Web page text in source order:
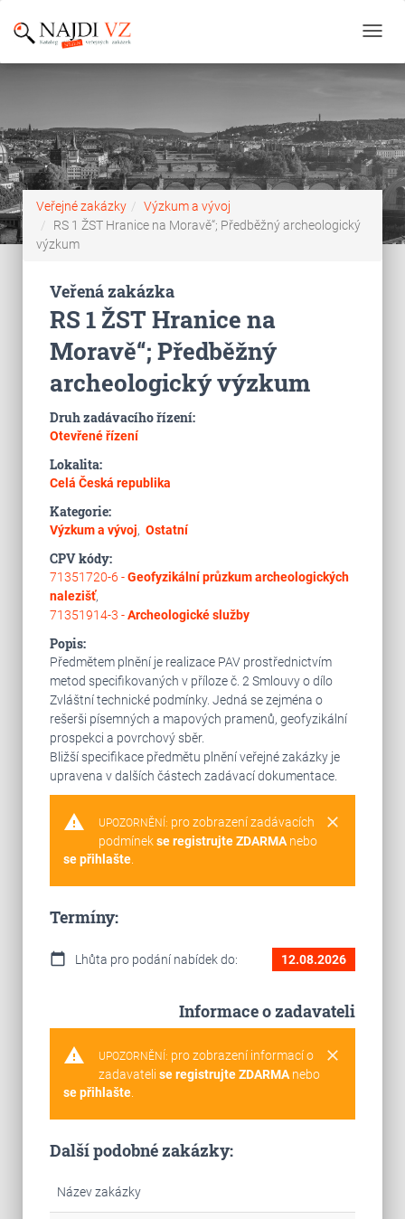
Veřejné zakázky
Výzkum a vývoj
RS 1 ŽST Hranice na Moravě“; Předběžný archeologický
výzkum
Veřená zakázka
RS 1 ŽST Hranice na
Moravě“; Předběžný
archeologický výzkum
Druh zadávacího řízení:
Otevřené řízení
Lokalita:
Celá Česká republika
Kategorie:
Výzkum a vývoj, Ostatní
CPV kódy:
71351720-6 -Geofyzikální průzkum archeologických
nalezišť,
71351914-3 -Archeologické služby
Popis:
Předmětem plnění je realizace PAV prostřednictvím
metod specifikovaných v příloze č. 2 Smlouvy o dílo
Zvláštní technické podmínky. Jedná se zejména o
rešerši písemných a mapových pramenů, geofyzikální
prospekci a povrchový sběr.
Bližší specifikace předmětu plnění veřejné zakázky je
upravena v dalších částech zadávací dokumentace.
warning clear
UPOZORNĚNÍ: pro zobrazení zadávacích
podmínekse registrujte ZDARMAnebo
se přihlašte.
Termíny:
calendar_today Lhůta pro podání nabídek do: 12.08.2026
Informace o zadavateli
warning clear
UPOZORNĚNÍ: pro zobrazení informací o
zadavateli se registrujte ZDARMAnebo
se přihlašte.
Další podobné zakázky:
Název zakázky